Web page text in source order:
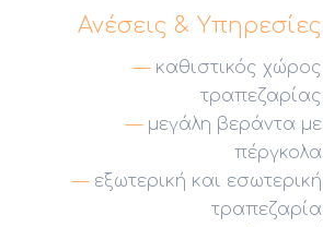
Ανέσεις & Υπηρεσίες
καθιστικός χώρος
τραπεζαρίας
μεγάλη βεράντα με
πέργκολα
εξωτερική και εσωτερική
τραπεζαρία